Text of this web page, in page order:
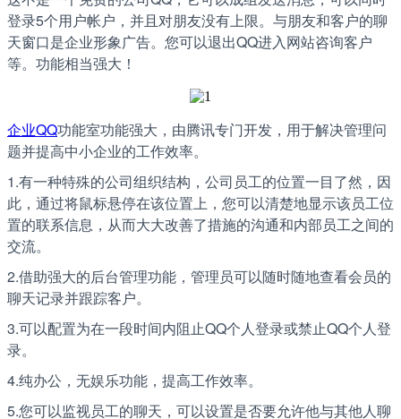
登录5个用户帐户，并且对朋友没有上限。与朋友和客户的聊
天窗口是企业形象广告。您可以退出QQ进入网站咨询客户
等。功能相当强大！
企业QQ功能室功能强大，由腾讯专门开发，用于解决管理问
题并提高中小企业的工作效率。
1.有一种特殊的公司组织结构，公司员工的位置一目了然，因
此，通过将鼠标悬停在该位置上，您可以清楚地显示该员工位
置的联系信息，从而大大改善了措施的沟通和内部员工之间的
交流。
2.借助强大的后台管理功能，管理员可以随时随地查看会员的
聊天记录并跟踪客户。
3.可以配置为在一段时间内阻止QQ个人登录或禁止QQ个人登
录。
4.纯办公，无娱乐功能，提高工作效率。
5.您可以监视员工的聊天，可以设置是否要允许他与其他人聊